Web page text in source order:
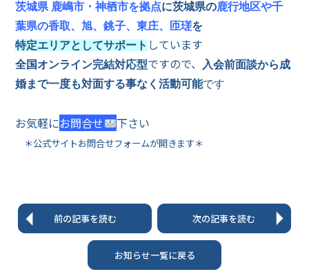
茨城県 鹿嶋市・神栖市を拠点に茨城県の鹿行地区や千
葉県の香取、旭、銚子、東庄、匝瑳を
特定エリアとしてサポート しています
全国オンライン完結対応型ですので、
入会前面談から成
婚まで一度も対面する事なく活動可能です
お気軽にお問合せ 下さい
＊公式サイトお問合せフォームが開きます＊
前の記事を読む
お知らせ一覧に戻る
次の記事を読む